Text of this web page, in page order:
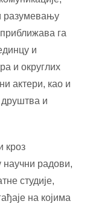
разумевању
га
и
и округлих
актери, као и
друштва и
кроз
научни радови,
студије,
на којима